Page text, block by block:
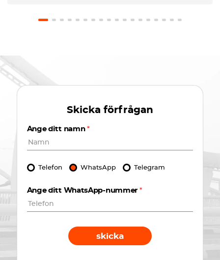
Skicka förfrågan
Ange ditt namn*
Telefon WhatsApp Telegram
Ange ditt WhatsApp-nummer *
skicka